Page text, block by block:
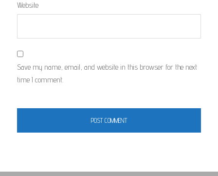
Website
Save my name, email, and website in this browser for the next
time I comment.